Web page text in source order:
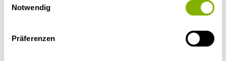
Regelungen das Risiko des staatlichen Zugriffs &
auszuschließen ist. Sie können Ihre Einwilligung jederzeit
über dieCookie-Einstellungen
widerrufen oder ändern.
Notwendig
Präferenzen
Diesen Artikel teilen